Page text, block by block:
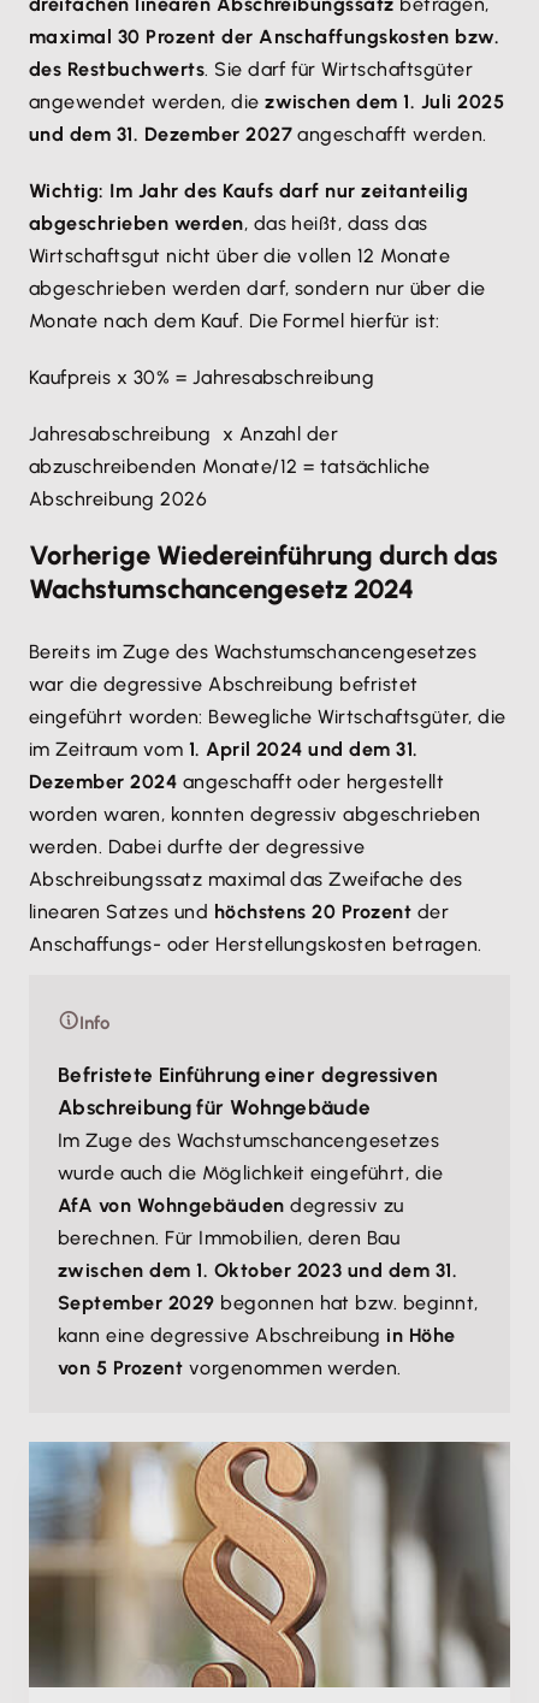
maximal 30 Prozent der Anschaffungskosten bzw.
des Restbuchwerts. Sie darf für Wirtschaftsgüter
angewendet werden, diezwischen dem 1. Juli 2025
und dem 31. Dezember 2027 angeschafft werden.
Wichtig: Im Jahr des Kaufs darf nur zeitanteilig
abgeschrieben werden, das heißt, dass das
Wirtschaftsgut nicht über die vollen 12 Monate
abgeschrieben werden darf, sondern nur über die
Monate nach dem Kauf. Die Formel hierfür ist:
Kaufpreis x 30% = Jahresabschreibung
Jahresabschreibung x Anzahl der
abzuschreibenden Monate/12 = tatsächliche
Abschreibung 2026
Vorherige Wiedereinführung durch das
Wachstumschancengesetz 2024
Bereits im Zuge des Wachstumschancengesetzes
war die degressive Abschreibung befristet
eingeführt worden: Bewegliche Wirtschaftsgüter, die
im Zeitraum vom 1. April 2024 und dem 31.
Dezember 2024 angeschafft oder hergestellt
worden waren, konnten degressiv abgeschrieben
werden. Dabei durfte der degressive
Abschreibungssatz maximal das Zweifache des
linearen Satzes und höchstens 20 Prozent der
Anschaffungs- oder Herstellungskosten betragen.
Info
Befristete Einführung einer degressiven
Abschreibung für Wohngebäude
Im Zuge des Wachstumschancengesetzes
wurde auch die Möglichkeit eingeführt, die
AfA von Wohngebäuden degressiv zu
berechnen. Für Immobilien, deren Bau
zwischen dem 1. Oktober 2023 und dem 31.
September 2029 begonnen hat bzw. beginnt,
kann eine degressive Abschreibung in Höhe
von 5 Prozent vorgenommen werden.